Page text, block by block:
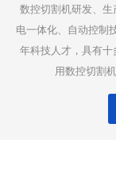
数控切割机研发、
电一体化、自动控制
年科技人才，具有
用数控切割